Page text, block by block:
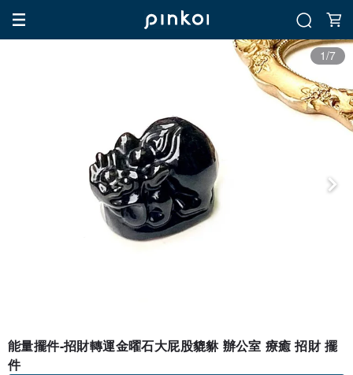
1/7
能量擺件-招財轉運金曜石大屁股貔貅 辦公室 療癒 招財 擺
件